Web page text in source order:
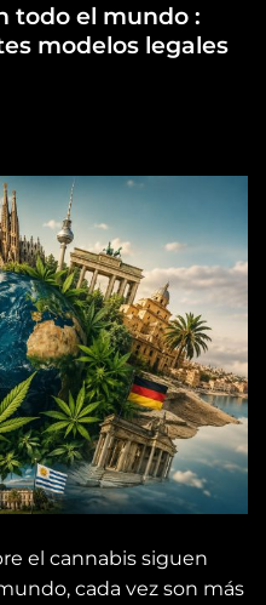
todo el mundo :
modelos legales
el cannabis siguen
cada vez son más